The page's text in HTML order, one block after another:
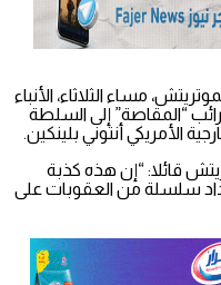
مساء الثلاثاء، الأنباء
“المقاصة” إلى السلطة
الأمريكي أنتوني بلينكين.
قائلا: “إن هذه كذبة
سلسلة من العقوبات على